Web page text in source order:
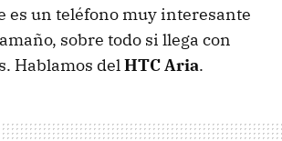
es un teléfono muy interesante
sobre todo si llega con
Hablamos delHTCAria.